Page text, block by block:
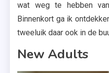
wat weg te hebben
Binnenkort ga ik
tweeluik daar ook in de
New Adults